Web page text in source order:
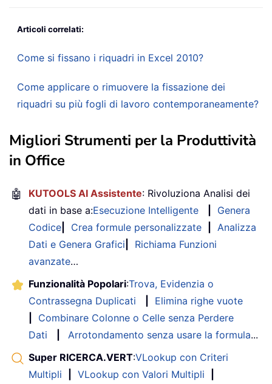
Articoli correlati:
Come si fissano i riquadri in Excel 2010?
Come applicare o rimuovere la fissazione dei
riquadri su più fogli di lavoro contemporaneamente?
Migliori Strumenti per la Produttività
in Office
🤖 KUTOOLS AI Assistente: Rivoluziona Analisi dei
dati in base a:Esecuzione Intelligente
Genera
Codice
Crea formule personalizzate
Analizza
Dati e Genera Grafici
Richiama Funzioni
avanzate…
Funzionalità Popolari:Trova, Evidenzia o
Contrassegna Duplicati
Elimina righe vuote
Combinare Colonne o Celle senza Perdere
Dati
Arrotondamento senza usare la formula...
Super RICERCA.VERT:VLookup con Criteri
Multipli
VLookup con Valori Multipli